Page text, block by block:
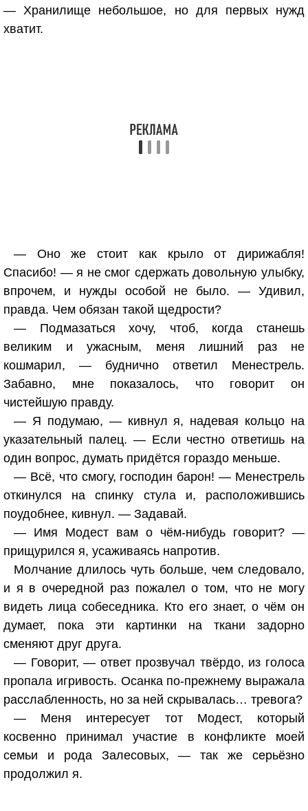
— Хранилище небольшое, но для первых нужд
хватит.
— Оно же стоит как крыло от дирижабля!
Спасибо! — я не смог сдержать довольную улыбку,
впрочем, и нужды особой не было. — Удивил,
правда. Чем обязан такой щедрости?
— Подмазаться хочу, чтоб, когда станешь
великим и ужасным, меня лишний раз не
кошмарил, — буднично ответил Менестрель.
Забавно, мне показалось, что говорит он
чистейшую правду.
— Я подумаю, — кивнул я, надевая кольцо на
указательный палец. — Если честно ответишь на
один вопрос, думать придётся гораздо меньше.
— Всё, что смогу, господин барон! — Менестрель
откинулся на спинку стула и, расположившись
поудобнее, кивнул. — Задавай.
— Имя Модест вам о чём-нибудь говорит? —
прищурился я, усаживаясь напротив.
Молчание длилось чуть больше, чем следовало,
и я в очередной раз пожалел о том, что не могу
видеть лица собеседника. Кто его знает, о чём он
думает, пока эти картинки на ткани задорно
сменяют друг друга.
— Говорит, — ответ прозвучал твёрдо, из голоса
пропала игривость. Осанка по-прежнему выражала
расслабленность, но за ней скрывалась… тревога?
— Меня интересует тот Модест, который
косвенно принимал участие в конфликте моей
семьи и рода Залесовых, — так же серьёзно
продолжил я.